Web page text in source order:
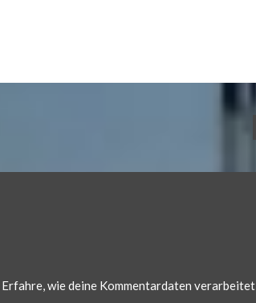
Erfahre, wie deine Kommentardaten verarbeitet